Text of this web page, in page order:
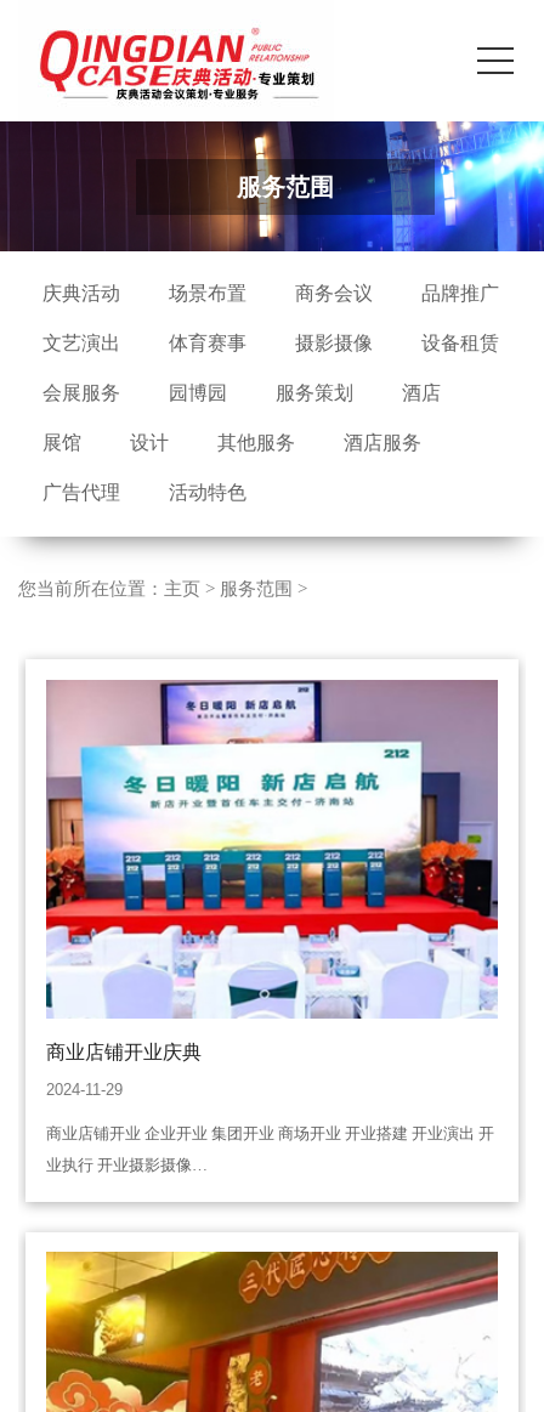
服务范围
庆典活动 场景布置 商务会议 品牌推广
文艺演出 体育赛事 摄影摄像 设备租赁
会展服务 园博园 服务策划 酒店
展馆 设计 其他服务 酒店服务
广告代理 活动特色
您当前所在位置： 主页 > 服务范围 >
商业店铺开业庆典
2024-11-29
商业店铺开业 企业开业 集团开业 商场开业 开业搭建 开业演出 开
业执行 开业摄影摄像…